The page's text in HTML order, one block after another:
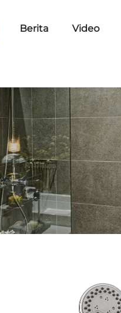
Berita Video